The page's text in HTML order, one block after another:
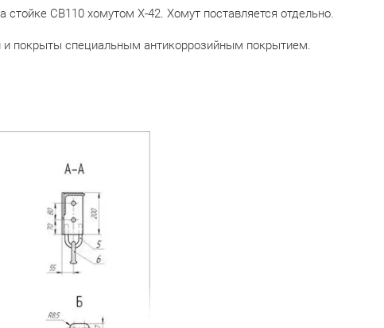
СВ110 хомутом Х-42. Хомут поставляется отдельно.
покрыты специальным антикоррозийным покрытием.